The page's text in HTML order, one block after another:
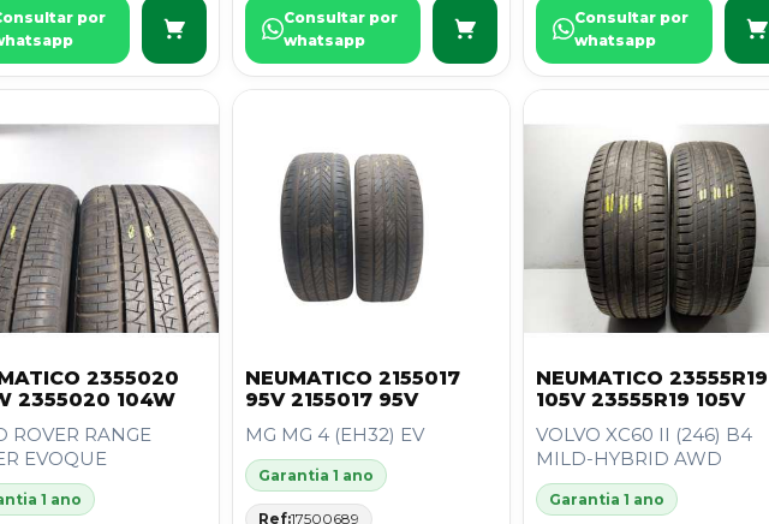
por
Consultar por
whatsapp
Consultar por
whatsapp
2355020
2355020 104W
ROVER RANGE
EVOQUE
1 ano
NEUMATICO 2155017
95V 2155017 95V
MG MG 4 (EH32) EV
Garantia 1 ano
Ref:17500689
NEUMATICO 23555R19
105V 23555R19 105V
VOLVO XC60 II (246) B4
MILD-HYBRID AWD
Garantia 1 ano